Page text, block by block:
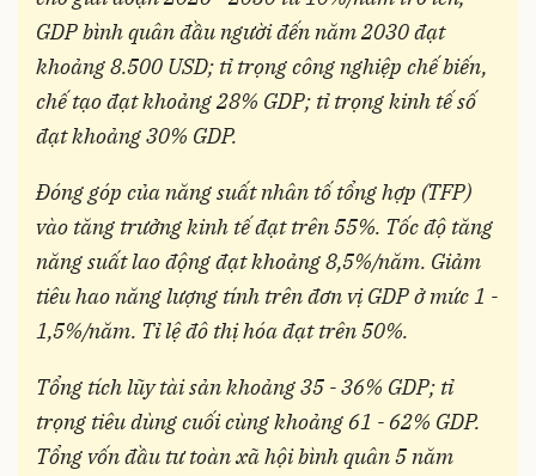
GDP bình quân đầu người đến năm 2030 đạt
khoảng 8.500 USD; tỉ trọng công nghiệp chế biến,
chế tạo đạt khoảng 28% GDP; tỉ trọng kinh tế số
đạt khoảng 30% GDP.
Đóng góp của năng suất nhân tố tổng hợp (TFP)
vào tăng trưởng kinh tế đạt trên 55%. Tốc độ tăng
năng suất lao động đạt khoảng 8,5%/năm. Giảm
tiêu hao năng lượng tính trên đơn vị GDP ở mức 1 -
1,5%/năm. Tỉ lệ đô thị hóa đạt trên 50%.
Tổng tích lũy tài sản khoảng 35 - 36% GDP; tỉ
trọng tiêu dùng cuối cùng khoảng 61 - 62% GDP.
Tổng vốn đầu tư toàn xã hội bình quân 5 năm